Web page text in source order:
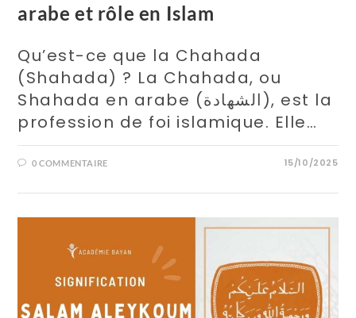
arabe et rôle en Islam
Qu’est-ce que la Chahada
(Shahada) ? La Chahada, ou
Shahada en arabe (الشهادة), est la
profession de foi islamique. Elle…
0 COMMENTAIRE 15/10/2025